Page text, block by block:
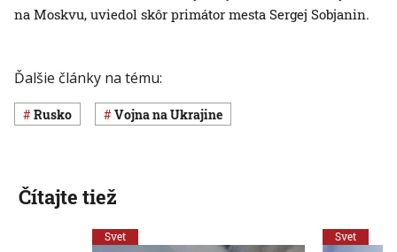
na Moskvu, uviedol skôr primátor mesta Sergej Sobjanin.
Ďalšie články na tému:
Rusko vojna na Ukrajine
Čítajte tiež
Svet Svet